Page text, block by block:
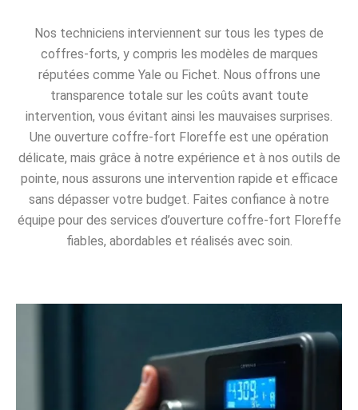
Nos techniciens interviennent sur tous les types de
coffres-forts, y compris les modèles de marques
réputées comme Yale ou Fichet. Nous offrons une
transparence totale sur les coûts avant toute
intervention, vous évitant ainsi les mauvaises surprises.
Une ouverture coffre-fort Floreffe est une opération
délicate, mais grâce à notre expérience et à nos outils de
pointe, nous assurons une intervention rapide et efficace
sans dépasser votre budget. Faites confiance à notre
équipe pour des services d’ouverture coffre-fort Floreffe
fiables, abordables et réalisés avec soin.